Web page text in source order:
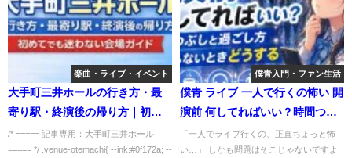
楽曲・ライブ・イベント
大手町三井ホールの行き方・最
寄り駅・終演後の帰り方｜初め
てでも迷わない会場ガイド
/* ===== 記事専用：大手町三井ホール
===== */ .venue-otemachi{ --ink:#0f172a; --
僕青入門・ファン生活
僕青 ライブ 一人で行くの怖い 開
演前 何してればいい？時間つぶ
しと過ごし方が分からないとき
どうする
「一人でライブ行くの、正直ちょっと怖
い…」 しかも問題はそこじゃないですよ